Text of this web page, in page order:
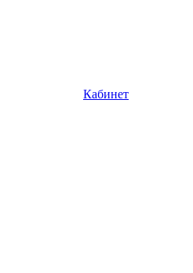
Кабинет